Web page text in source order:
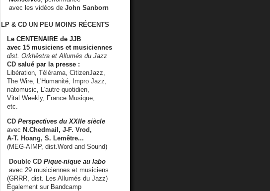
avec les vidéos de John Sanborn
LP & CD UN PEU MOINS RÉCENTS
Le CENTENAIRE de JJB
avec 15 musiciens et musiciennes
dist. Orkhêstra et Allumés du Jazz
CD salué par la presse :
Libération, Télérama, CitizenJazz,
The Wire, L'Humanité, Impro Jazz,
natomusic, L'autre quotidien,
Vital Weekly, France Musique,
etc.
CD Perspectives du XXIIe siècle
avec N.Chedmail, J-F. Vrod,
A-T. Hoang, S. Lemêtre...
(MEG-AIMP, dist.Word and Sound)
Double CD Pique-nique au labo
avec 29 musiciennes et musiciens
(GRRR, dist. Les Allumés du Jazz)
Également sur Bandcamp